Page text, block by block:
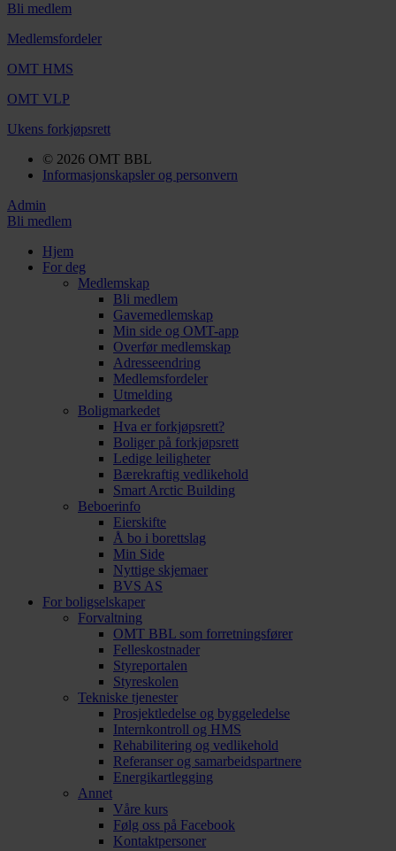
Bli medlem
Medlemsfordeler
OMT HMS
OMT VLP
Ukens forkjøpsrett
© 2026 OMT BBL
Informasjonskapsler og personvern
Admin
Bli medlem
Hjem
For deg
Medlemskap
Bli medlem
Gavemedlemskap
Min side og OMT-app
Overfør medlemskap
Adresseendring
Medlemsfordeler
Utmelding
Boligmarkedet
Hva er forkjøpsrett?
Boliger på forkjøpsrett
Ledige leiligheter
Bærekraftig vedlikehold
Smart Arctic Building
Beboerinfo
Eierskifte
Å bo i borettslag
Min Side
Nyttige skjemaer
BVS AS
For boligselskaper
Forvaltning
OMT BBL som forretningsfører
Felleskostnader
Styreportalen
Styreskolen
Tekniske tjenester
Prosjektledelse og byggeledelse
Internkontroll og HMS
Rehabilitering og vedlikehold
Referanser og samarbeidspartnere
Energikartlegging
Annet
Våre kurs
Følg oss på Facebook
Kontaktpersoner